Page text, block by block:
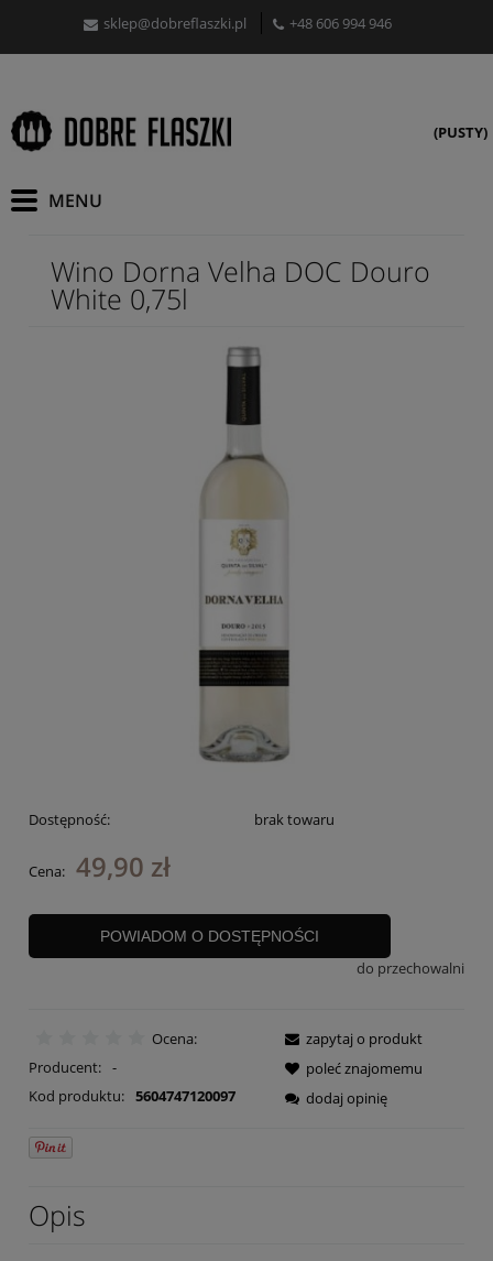
sklep@dobreflaszki.pl +48 606 994 946
(PUSTY)
Wino Dorna Velha DOC Douro
White 0,75l
Dostępność: brak towaru
Cena: 49,90 zł
POWIADOM O DOSTĘPNOŚCI
do przechowalni
Ocena:
Producent: -
Kod produktu: 5604747120097
zapytaj o produkt
poleć znajomemu
dodaj opinię
Opis